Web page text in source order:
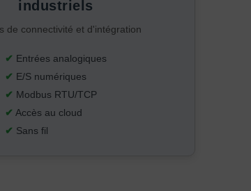
industriels
de connectivité et d'intégration
✔ Entrées analogiques
✔ E/S numériques
✔ Modbus RTU/TCP
✔ Accès au cloud
✔ Sans fil